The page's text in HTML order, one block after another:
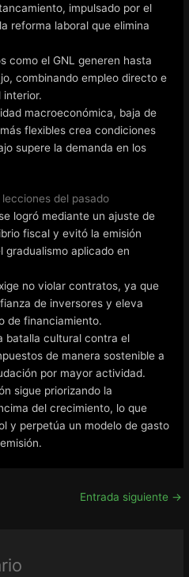
impulsado por el
reforma laboral que elimina
como el GNL generen hasta
combinando empleo directo e
interior.
macroeconómica, baja de
flexibles crea condiciones
supere la demanda en los
del pasado
logró mediante un ajuste de
fiscal y evitó la emisión
gradualismo aplicado en
no violar contratos, ya que
de inversores y eleva
de financiamiento.
batalla cultural contra el
de manera sostenible a
por mayor actividad.
sigue priorizando la
del crecimiento, lo que
y perpetúa un modelo de gasto
Entrada siguiente →